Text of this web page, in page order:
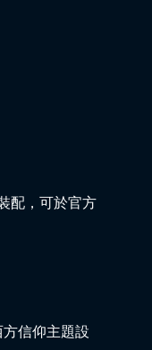
配，可於官方
信仰主題設